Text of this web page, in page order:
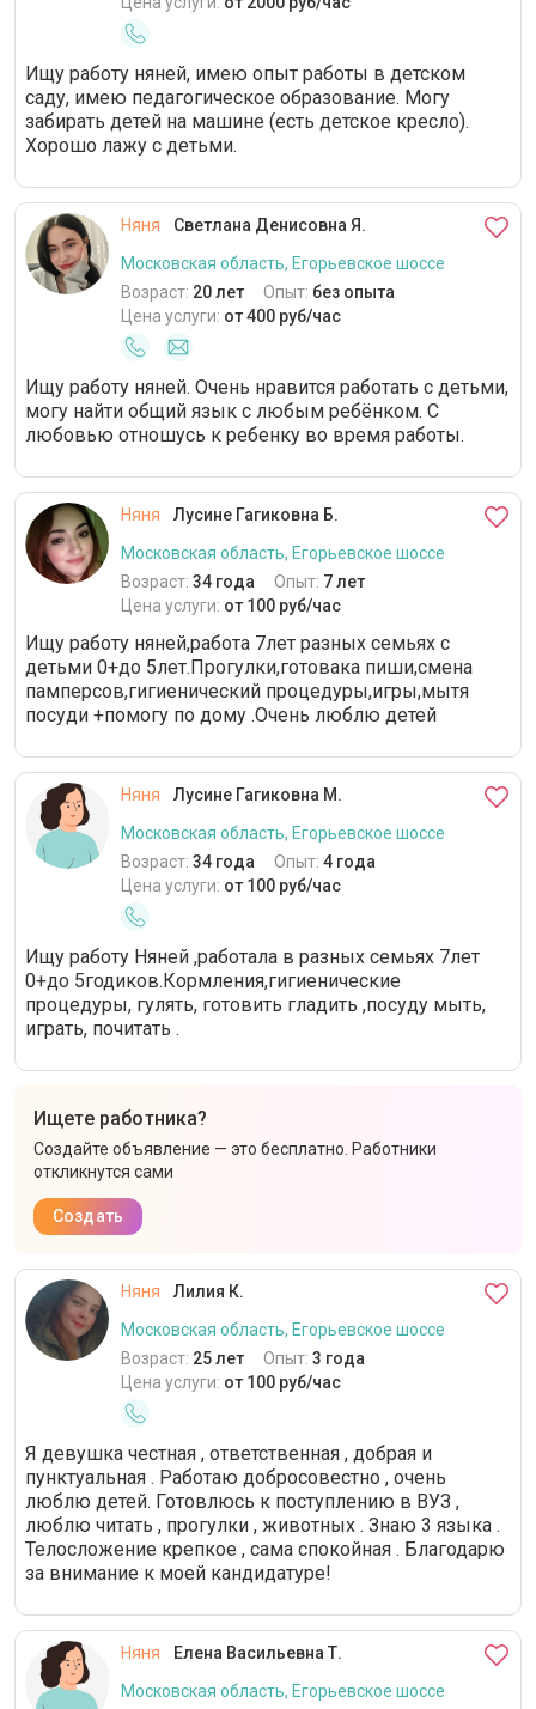
навстречу, если необходимо было
прийти раньше или задержаться. В
квартире были установлены
видеокамеры, что не смущало Инну
Викторовну. Мне необходимо выйти
на работу на полную занятость, а в
связи с работой в других семьях
Очень жаль, что приходится
расставаться, няня за три месяца
стала для меня и дочери близким
человеком. Будем скучать.
Ищу работу няней, имею опыт работы в детском
саду, имею педагогическое образование. Могу
забирать детей на машине (есть детское кресло).
Хорошо лажу с детьми.
Няня
Светлана Денисовна Я.
Московская область, Егорьевское шоссе
Возраст: 20 лет Опыт: без опыта
Цена услуги: от 400 руб/час
Ищу работу няней. Очень нравится работать с детьми,
могу найти общий язык с любым ребёнком. С
любовью отношусь к ребенку во время работы.
Няня
Лусине Гагиковна Б.
Московская область, Егорьевское шоссе
Возраст: 34 года Опыт: 7 лет
Цена услуги: от 100 руб/час
Ищу работу няней,работа 7лет разных семьях с
детьми 0+до 5лет.Прогулки,готовака пиши,смена
памперсов,гигиенический процедуры,игры,мытя
посуди +помогу по дому .Очень люблю детей
Няня
Лусине Гагиковна М.
Московская область, Егорьевское шоссе
Возраст: 34 года Опыт: 4 года
Цена услуги: от 100 руб/час
Ищу работу Няней ,работала в разных семьях 7лет
0+до 5годиков.Кормления,гигиенические
процедуры, гулять, готовить гладить ,посуду мыть,
играть, почитать .
Ищете работника?
Создайте объявление — это бесплатно. Работники
откликнутся сами
Создать
Няня
Лилия К.
Московская область, Егорьевское шоссе
Возраст: 25 лет Опыт: 3 года
Цена услуги: от 100 руб/час
Я девушка честная , ответственная , добрая и
пунктуальная . Работаю добросовестно , очень
люблю детей. Готовлюсь к поступлению в ВУЗ ,
люблю читать , прогулки , животных . Знаю 3 языка .
Телосложение крепкое , сама спокойная . Благодарю
за внимание к моей кандидатуре!
Няня
Елена Васильевна Т.
Московская область, Егорьевское шоссе